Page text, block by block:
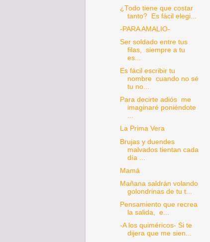
¿Todo tiene que costar
tanto? Es fácil elegi...
-PARA AMALIO-
Ser soldado entre tus
filas, siempre a tu
es...
Es fácil escribir tu
nombre cuando no sé
tu no...
Para decirte adiós me
imaginaré poniéndote
...
La Prima Vera
Brujas y duendes
malvados tientan cada
día ...
Mamá
Mañana saldrán volando
golondrinas de tu t...
Pensamiento que recrea
la salida, e...
-A los quiméricos- Si te
dijera que me sien...